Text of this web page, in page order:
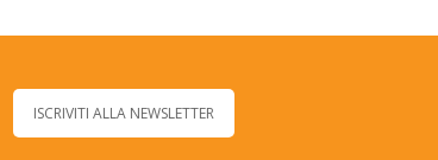
ISCRIVITI ALLA NEWSLETTER